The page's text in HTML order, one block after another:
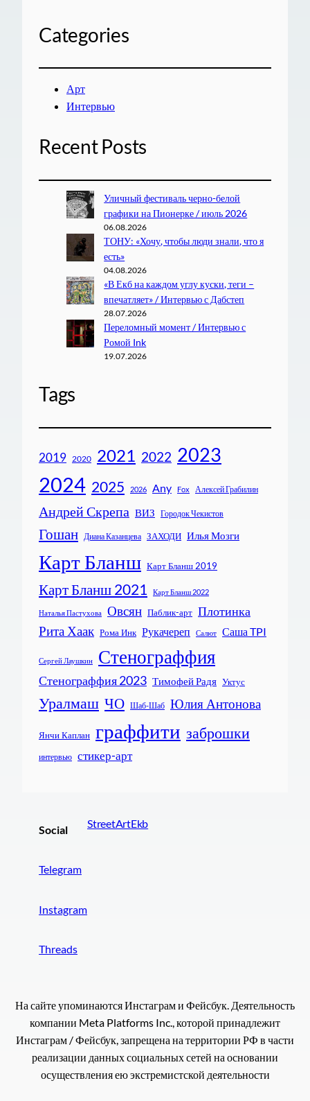
Categories
Арт
Интервью
Recent Posts
Уличный фестиваль черно-белой
графики на Пионерке / июль 2026
06.08.2026
ТОНУ: «Хочу, чтобы люди знали, что я
есть»
04.08.2026
«В Екб на каждом углу куски, теги –
впечатляет» / Интервью с Дабстеп
28.07.2026
Переломный момент / Интервью с
Ромой Ink
19.07.2026
Tags
2019 2020 2021 2022 2023
2024 2025 2026 Any Fox Алексей Грабилин
Андрей Скрепа ВИЗ Городок Чекистов
Гошан Диана Казанцева ЗАХОДИ Илья Мозги
Карт Бланш Карт Бланш 2019
Карт Бланш 2021 Карт Бланш 2022
Наталья Пастухова Овсян Паблик-арт Плотинка
Рита Хаак Рома Инк Рукачереп Салют Саша TPI
Сергей Лаушкин Стенограффия
Стенограффия 2023 Тимофей Радя Уктус
Уралмаш ЧО Шаб-Шаб Юлия Антонова
Янчи Каплан граффити заброшки
интервью стикер-арт
Social
Telegram
Instagram
Threads
StreetArtEkb
На сайте упоминаются Инстаграм и Фейсбук. Деятельность
компании Meta Platforms Inc., которой принадлежит
Инстаграм / Фейсбук, запрещена на территории РФ в части
реализации данных социальных сетей на основании
осуществления ею экстремистской деятельности